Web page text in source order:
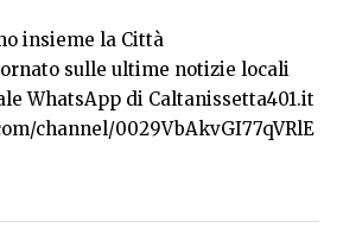
insieme la Città
sulle ultime notizie locali
WhatsApp di Caltanissetta401.it
channel/0029VbAkvGI77qVRlE